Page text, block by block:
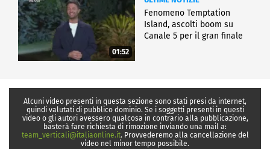
01:52
Fenomeno Temptation
Island, ascolti boom su
Canale 5 per il gran finale
Alcuni video presenti in questa sezione sono stati presi da internet,
quindi valutati di pubblico dominio. Se i soggetti presenti in questi
video o gli autori avessero qualcosa in contrario alla pubblicazione,
basterà fare richiesta di rimozione inviando una mail a:
team_verticali@italiaonline.it. Provvederemo alla cancellazione del
video nel minor tempo possibile.